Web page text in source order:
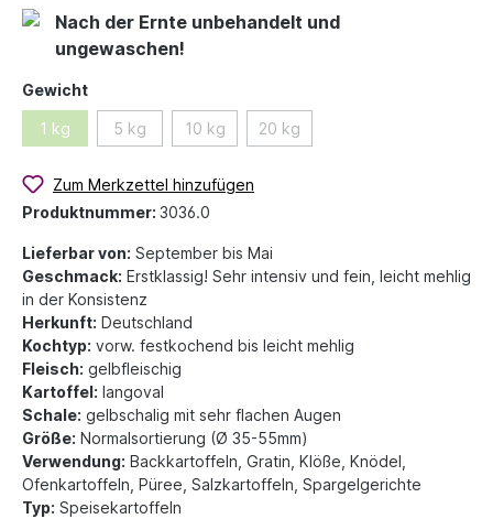
Nach der Ernte unbehandelt und
ungewaschen!
Gewicht
1 kg 5 kg 10 kg 20 kg
Zum Merkzettel hinzufügen
Produktnummer: 3036.0
Lieferbar von: September bis Mai
Geschmack: Erstklassig! Sehr intensiv und fein, leicht mehlig
in der Konsistenz
Herkunft: Deutschland
Kochtyp: vorw. festkochend bis leicht mehlig
Fleisch: gelbfleischig
Kartoffel: langoval
Schale: gelbschalig mit sehr flachen Augen
Größe: Normalsortierung (Ø 35-55mm)
Verwendung: Backkartoffeln, Gratin, Klöße, Knödel,
Ofenkartoffeln, Püree, Salzkartoffeln, Spargelgerichte
Typ: Speisekartoffeln